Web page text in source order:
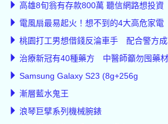
高雄8旬翁有存款800萬 聽信網路想投資
電風扇最易起火！想不到的4大高危家電
桃園打工男想借錢反淪車手 配合警方
治療新冠有40種藥方 中醫師籲勿囤藥材
Samsung Galaxy S23 (8g+256g
漸層藍水鬼王
浪琴巨擘系列機械腕錶